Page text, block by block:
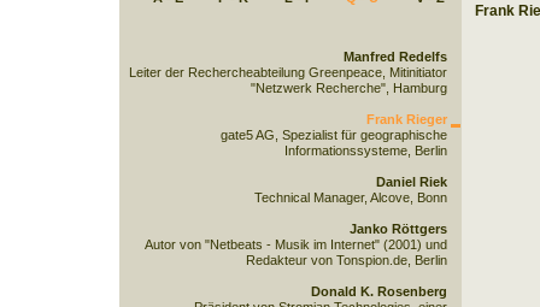
Frank
Manfred Redelfs
Leiter der Rechercheabteilung Greenpeace, Mitinitiator
"Netzwerk Recherche", Hamburg
Frank Rieger
gate5 AG, Spezialist für geographische
Informationssysteme, Berlin
Daniel Riek
Technical Manager, Alcove, Bonn
Janko Röttgers
Autor von "Netbeats - Musik im Internet" (2001) und
Redakteur von Tonspion.de, Berlin
Donald K. Rosenberg